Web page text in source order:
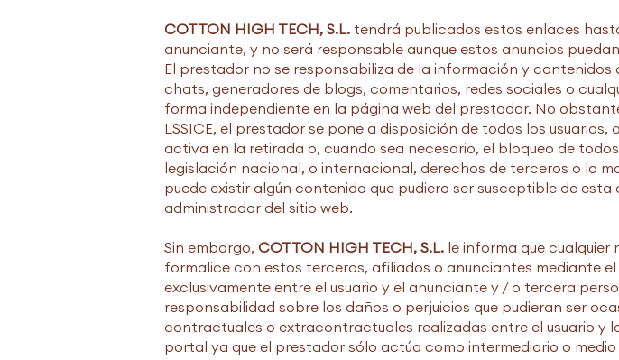
COTTON HIGH TECH, S.L. tendrá publicados estos enlaces
anunciante, y no será responsable aunque estos anuncios
El prestador no se responsabiliza de la información y
chats, generadores de blogs, comentarios, redes sociales o
forma independiente en la página web del prestador. No
LSSICE, el prestador se pone a disposición de todos los
activa en la retirada o, cuando sea necesario, el bloqueo de
legislación nacional, o internacional, derechos de terceros o la
puede existir algún contenido que pudiera ser susceptible de
administrador del sitio web.
Sin embargo, COTTON HIGH TECH, S.L. le informa que
formalice con estos terceros, afiliados o anunciantes mediante
exclusivamente entre el usuario y el anunciante y / o tercera
responsabilidad sobre los daños o perjuicios que pudieran ser
contractuales o extracontractuales realizadas entre el usuario
portal ya que el prestador sólo actúa como intermediario o